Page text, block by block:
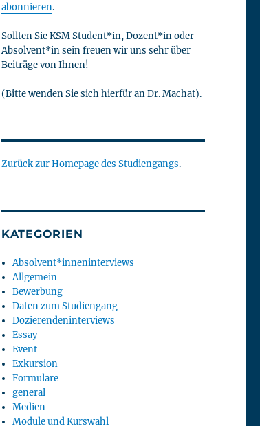
abonnieren.
Sollten Sie KSM Student*in, Dozent*in oder
Absolvent*in sein freuen wir uns sehr über
Beiträge von Ihnen!
(Bitte wenden Sie sich hierfür an Dr. Machat).
Zurück zur Homepage des Studiengangs.
KATEGORIEN
Absolvent*inneninterviews
Allgemein
Bewerbung
Daten zum Studiengang
Dozierendeninterviews
Essay
Event
Exkursion
Formulare
general
Medien
Module und Kurswahl